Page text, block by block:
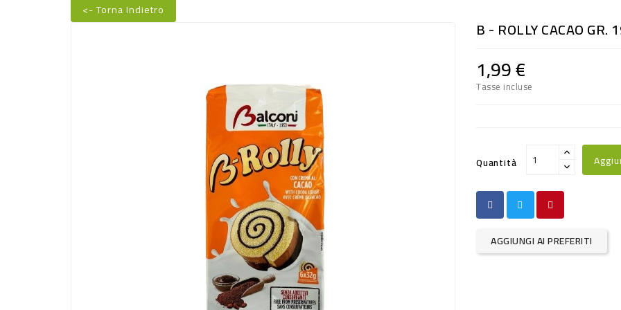
<- Torna Indietro
B - ROLLY CACAO GR.
1,99 €
Tasse incluse
Quantità
AGGIUNGI AI PREFERITI